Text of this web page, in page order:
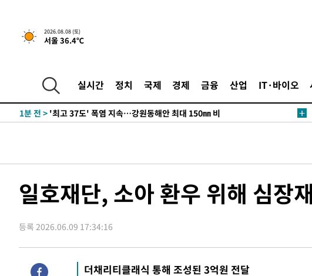
2026.08.08 (토)
서울 36.4℃
실시간 정치 국제 경제 금융 산업 IT·바이오
-20162초 전 >남자 농구, 나고야 아시안게임서 '홈팀' 일본과 한일전
-19538초 전 >여수 오동도 해상서 모터보트 전복…1명 사망·1명 실종
주 날씨]
-12783초 전 >
축구협회 "압수수색·성접대 논란 사과…쇄신의 기회로 삼겠다"
-11300초 전 >
송"
1분 전 > '최고 37도' 폭염 지속…강원동해안 최대 150㎜ 비
-24938초 전 >백운산서 80년근 천종산삼 9뿌리 발견…감정가 1.3억원
-20182초 전 >남자 농구, 나고야 아시안게임서 '홈팀' 일본과 한일전
-15785초 전 >극한폭염 한풀 꺾이지만…'낮 최고 35도' 무더위, 열대야 계속[다음
-12803초 전 >축구협회 "압수수색·성접대 논란 사과…쇄신의 기회로 삼겠다"
-11320초 전 >
[속보]'압수수색·성접대 논란' 축구협회 "실망과 걱정 안겨드려 죄
일호재단, 소아 환우 위해 심장
등록 2026.06.09 17:34:16
더채리티클래식 통해 조성된 3억원 전달